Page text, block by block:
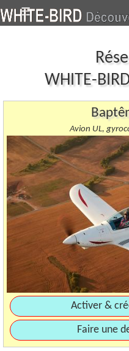
-
☰
WHITE-
Avion UL,
Activer &
Faire une